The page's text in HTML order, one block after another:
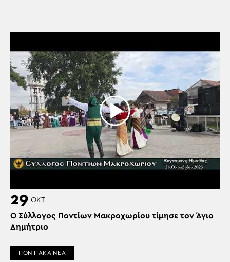
29 ΟΚΤ
Ο Σύλλογος Ποντίων Μακροχωρίου τίμησε τον Άγιο
Δημήτριο
ΠΟΝΤΙΑΚΑ ΝΕΑ